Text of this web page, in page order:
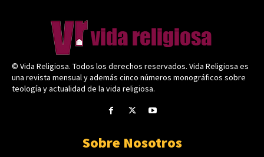
© Vida Religiosa. Todos los derechos reservados. Vida Religiosa es
una revista mensual y además cinco números monográficos sobre
teología y actualidad de la vida religiosa.
Sobre Nosotros